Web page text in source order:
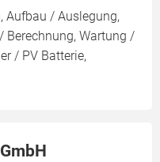
Aufbau / Auslegung,
Berechnung, Wartung /
/ PV Batterie,